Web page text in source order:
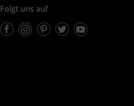
Folgt uns auf
FacebookInstagramPinterestTwitterYoutube